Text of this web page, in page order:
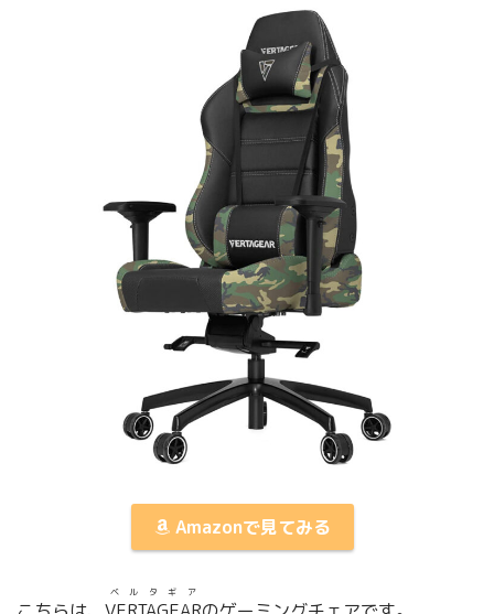
Amazonで見てみる
ベルタギア